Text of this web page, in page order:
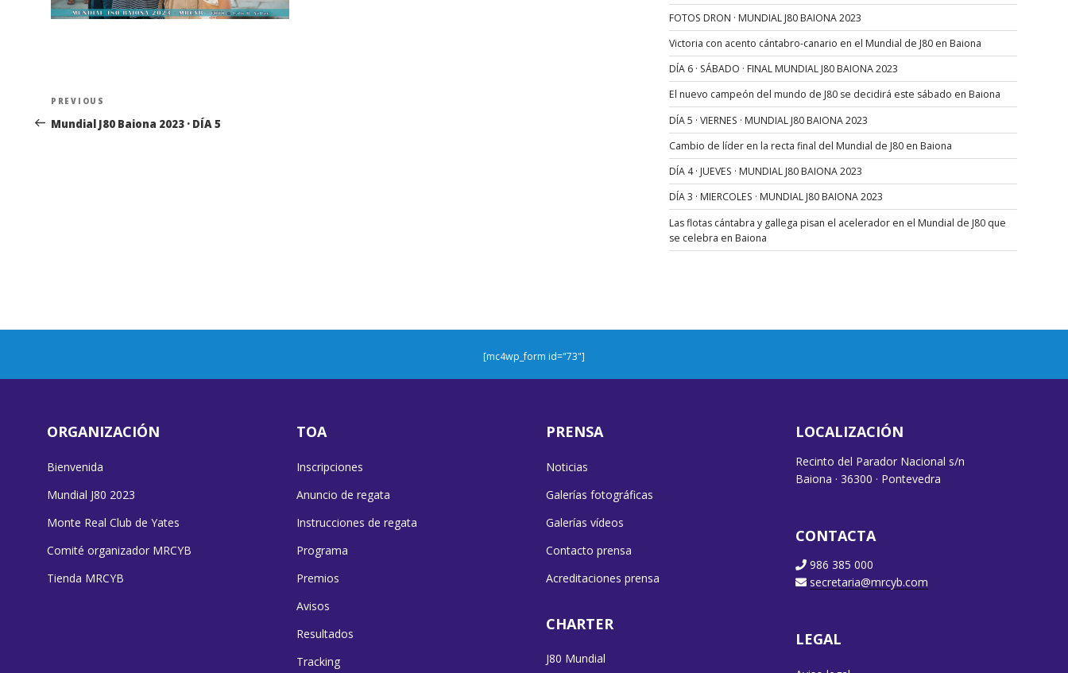
Navegación
de
Previous
Post
PREVIOUS
Mundial J80 Baiona 2023 · DÍA 5
FOTOS DRON · MUNDIAL J80 BAIONA 2023
Victoria con acento cántabro-canario en el Mundial de J80 en Baiona
DÍA 6 · SÁBADO · FINAL MUNDIAL J80 BAIONA 2023
El nuevo campeón del mundo de J80 se decidirá este sábado en Baiona
DÍA 5 · VIERNES · MUNDIAL J80 BAIONA 2023
Cambio de líder en la recta final del Mundial de J80 en Baiona
DÍA 4 · JUEVES · MUNDIAL J80 BAIONA 2023
DÍA 3 · MIERCOLES · MUNDIAL J80 BAIONA 2023
Las flotas cántabra y gallega pisan el acelerador en el Mundial de J80 que
se celebra en Baiona
[mc4wp_form id="73"]
ORGANIZACIÓN
Bienvenida
Mundial J80 2023
Monte Real Club de Yates
Comité organizador MRCYB
Tienda MRCYB
TOA
Inscripciones
Anuncio de regata
Instrucciones de regata
Programa
Premios
Avisos
Resultados
Tracking
PRENSA
Noticias
Galerías fotográficas
Galerías vídeos
Contacto prensa
Acreditaciones prensa
CHARTER
J80 Mundial
LOCALIZACIÓN
Recinto del Parador Nacional s/n
Baiona · 36300 · Pontevedra
CONTACTA
986 385 000
secretaria@mrcyb.com
LEGAL